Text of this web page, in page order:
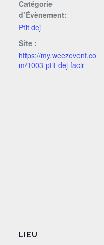
Catégorie
d’Évènement:
Ptit dej
Site :
https://my.weezevent.co
m/1003-ptit-dej-facir
LIEU